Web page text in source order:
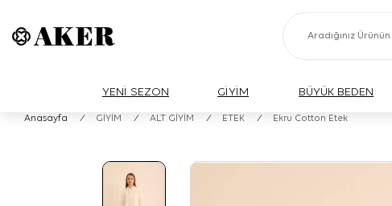
YENİ SEZON GİYİM BÜYÜK BEDEN
Anasayfa / GİYİM / ALT GİYİM / ETEK / Ekru Cotton Etek